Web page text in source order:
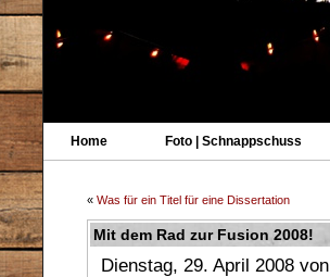
Home Foto | Schnappschuss
« Was für ein Titel für eine Dissertation
Mit dem Rad zur Fusion 2008!
Dienstag, 29. April 2008 von